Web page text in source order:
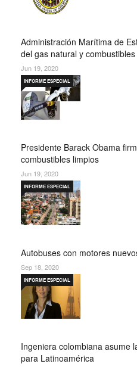
Administración Marítima de
del gas natural y
Jun 19, 2020
Presidente Barack Obama
combustibles limpios
INFORME ESPECIAL
Jun 19, 2020
Autobuses con motores
INFORME ESPECIAL
Sep 18, 2020
Ingeniera colombiana asume
para Latinoamérica
INFORME ESPECIAL